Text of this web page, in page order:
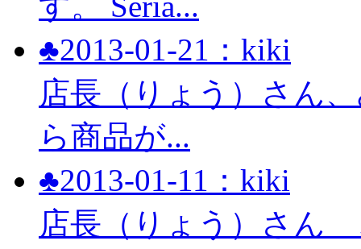
♣2013-01-21：kiki
店長（りょう）さん
ら商品が...
♣2013-01-11：kiki
店長（りょう）さん